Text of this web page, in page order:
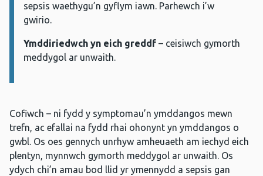
sepsis waethygu’n gyflym iawn. Parhewch i’w
gwirio.
Ymddiriedwch yn eich greddf – ceisiwch gymorth
meddygol ar unwaith.
Cofiwch – ni fydd y symptomau’n ymddangos mewn
trefn, ac efallai na fydd rhai ohonynt yn ymddangos o
gwbl. Os oes gennych unrhyw amheuaeth am iechyd eich
plentyn, mynnwch gymorth meddygol ar unwaith. Os
ydych chi’n amau ​​​​​​bod llid yr ymennydd a sepsis gan